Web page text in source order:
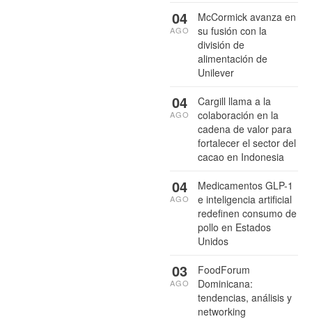
McCormick avanza en
su fusión con la
división de
alimentación de
Unilever
04
AGO
Cargill llama a la
colaboración en la
cadena de valor para
fortalecer el sector del
cacao en Indonesia
04
AGO
Medicamentos GLP-1
e inteligencia artificial
redefinen consumo de
pollo en Estados
Unidos
04
AGO
FoodForum
Dominicana:
tendencias, análisis y
networking
03
AGO